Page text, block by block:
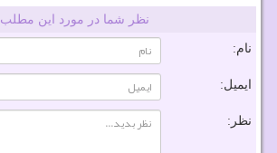
نظر شما در مورد این مطلب
نام:
ایمیل:
نظر: